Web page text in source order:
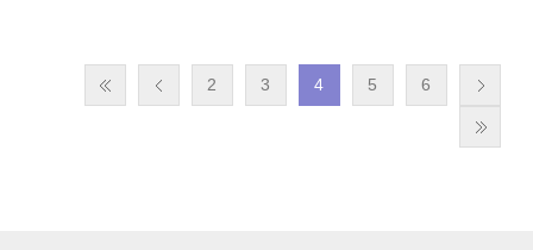
2 3 4 5 6